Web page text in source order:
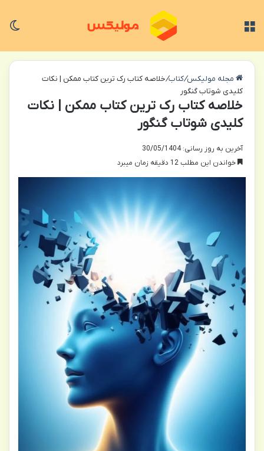
مجله مولیکس/کتاب/خلاصه کتاب رک ترین کتاب ممکن | نکات
کلیدی شوتاب گنگور
خلاصه کتاب رک ترین کتاب ممکن | نکات
کلیدی شوتاب گنگور
آخرین به روز رسانی: 30/05/1404
خواندن این مطلب 12 دقیقه زمان میبرد